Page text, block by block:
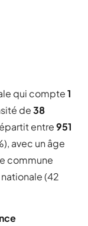
qui compte1
de38
entre951
avec un âge
commune
(42